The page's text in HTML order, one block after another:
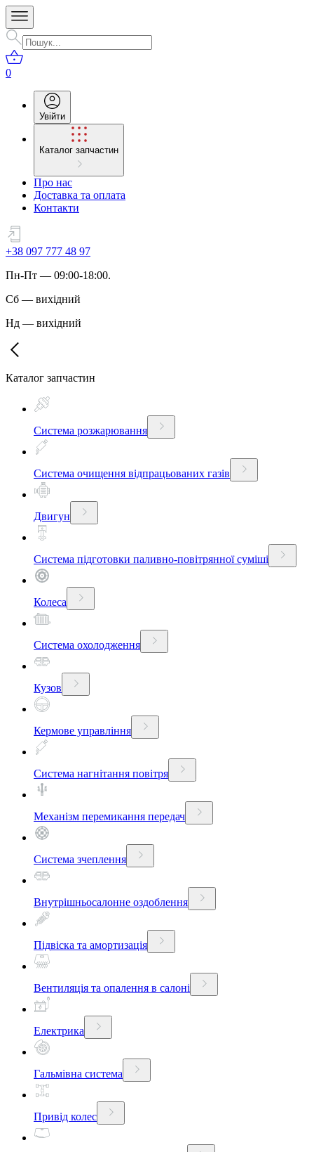
0
Увійти
Каталог запчастин
Про нас
Доставка та оплата
Контакти
+38 097 777 48 97
Пн-Пт — 09:00-18:00.
Сб — вихідний
Нд — вихідний
Каталог запчастин
Система розжарювання
Система очищення відпрацьованих газів
Двигун
Система підготовки паливно-повітрянної суміші
Колеса
Система охолодження
Кузов
Кермове управління
Система нагнітання повітря
Механізм перемикання передач
Система зчеплення
Внутрішньосалонне оздоблення
Підвіска та амортизація
Вентиляція та опалення в салоні
Електрика
Гальмівна система
Привід колес